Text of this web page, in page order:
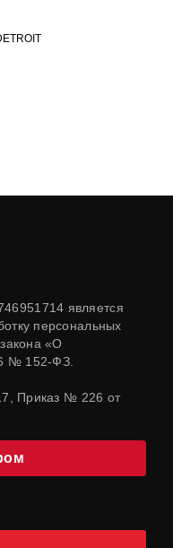
является
персональных
«О
№ 152-ФЗ.
Приказ № 226 от